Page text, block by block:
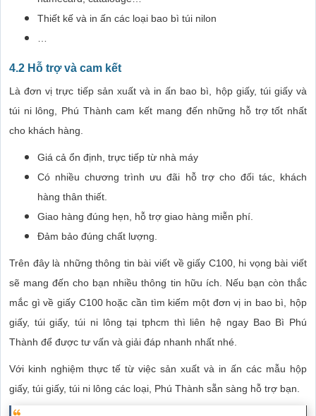
Thiết kế và in ấn các loại bao bì túi nilon
…
4.2 Hỗ trợ và cam kết
Là đơn vị trực tiếp sản xuất và in ấn bao bì, hộp giấy, túi giấy và
túi ni lông, Phú Thành cam kết mang đến những hỗ trợ tốt nhất
cho khách hàng.
Giá cả ổn định, trực tiếp từ nhà máy
Có nhiều chương trình ưu đãi hỗ trợ cho đối tác, khách
hàng thân thiết.
Giao hàng đúng hẹn, hỗ trợ giao hàng miễn phí.
Đảm bảo đúng chất lượng.
Trên đây là những thông tin bài viết về giấy C100, hi vọng bài viết
sẽ mang đến cho bạn nhiều thông tin hữu ích. Nếu bạn còn thắc
mắc gì về giấy C100 hoặc cần tìm kiếm một đơn vị in bao bì, hộp
giấy, túi giấy, túi ni lông tại tphcm thì liên hệ ngay Bao Bì Phú
Thành để được tư vấn và giải đáp nhanh nhất nhé.
Với kinh nghiệm thực tế từ việc sản xuất và in ấn các mẫu hộp
giấy, túi giấy, túi ni lông các loại, Phú Thành sẵn sàng hỗ trợ bạn.